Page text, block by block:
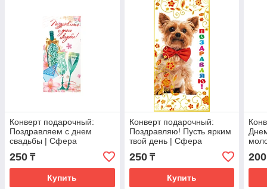
Конверт подарочный:
Поздравляем с днем
свадьбы | Сфера
250 ₸
Купить
Конверт подарочный:
Поздравляю! Пусть ярким
твой день | Сфера
250₸
Купить
200